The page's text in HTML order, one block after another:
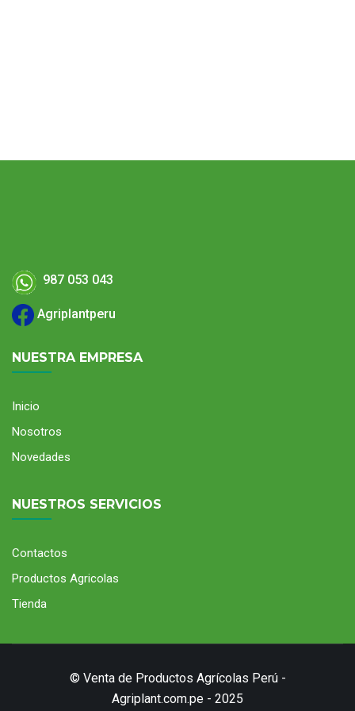
987 053 043
Agriplantperu
NUESTRA EMPRESA
Inicio
Nosotros
Novedades
NUESTROS SERVICIOS
Contactos
Productos Agricolas
Tienda
© Venta de Productos Agrícolas Perú -
Agriplant.com.pe - 2025